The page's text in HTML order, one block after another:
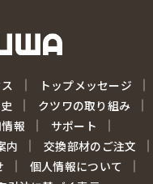
トップメッセージ
クツワの取り組み
報
サポート
内
交換部材のご注文
個人情報について